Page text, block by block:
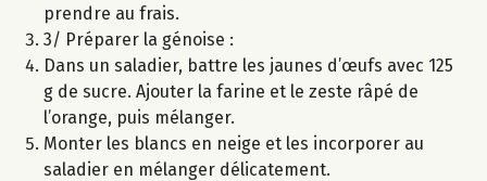
prendre au frais.
3/ Préparer la génoise :
Dans un saladier, battre les jaunes d’œufs avec 125
g de sucre. Ajouter la farine et le zeste râpé de
l’orange, puis mélanger.
Monter les blancs en neige et les incorporer au
saladier en mélanger délicatement.